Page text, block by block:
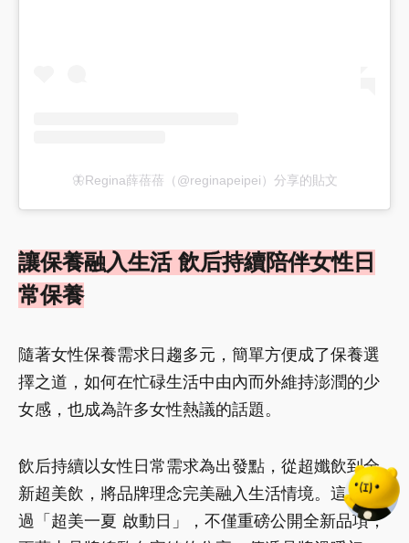
🦋Regina薛蓓蓓（@reginapeipei）分享的貼文
讓保養融入生活 飲后持續陪伴女性日
常保養
隨著女性保養需求日趨多元，簡單方便成了保養選
擇之道，如何在忙碌生活中由內而外維持澎潤的少
女感，也成為許多女性熱議的話題。
飲后持續以女性日常需求為出發點，從超孅飲到全
新超美飲，將品牌理念完美融入生活情境。這次透
過「超美一夏 啟動日」，不僅重磅公開全新品項，